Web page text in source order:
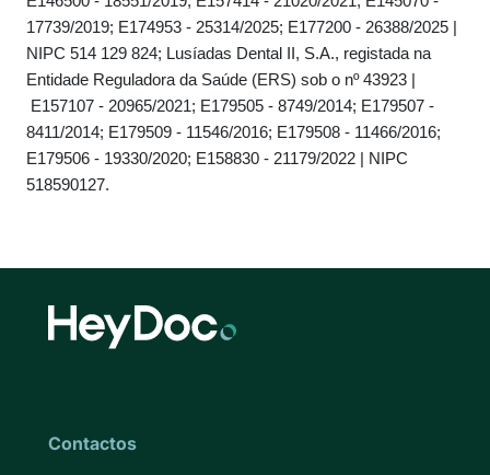
17739/2019; E174953 - 25314/2025; E177200 - 26388/2025 |
NIPC 514 129 824; Lusíadas Dental II, S.A., registada na
Entidade Reguladora da Saúde (ERS) sob o nº 43923 |
E157107 - 20965/2021; E179505 - 8749/2014; E179507 -
8411/2014; E179509 - 11546/2016; E179508 - 11466/2016;
E179506 - 19330/2020; E158830 - 21179/2022 | NIPC
518590127.
Contactos